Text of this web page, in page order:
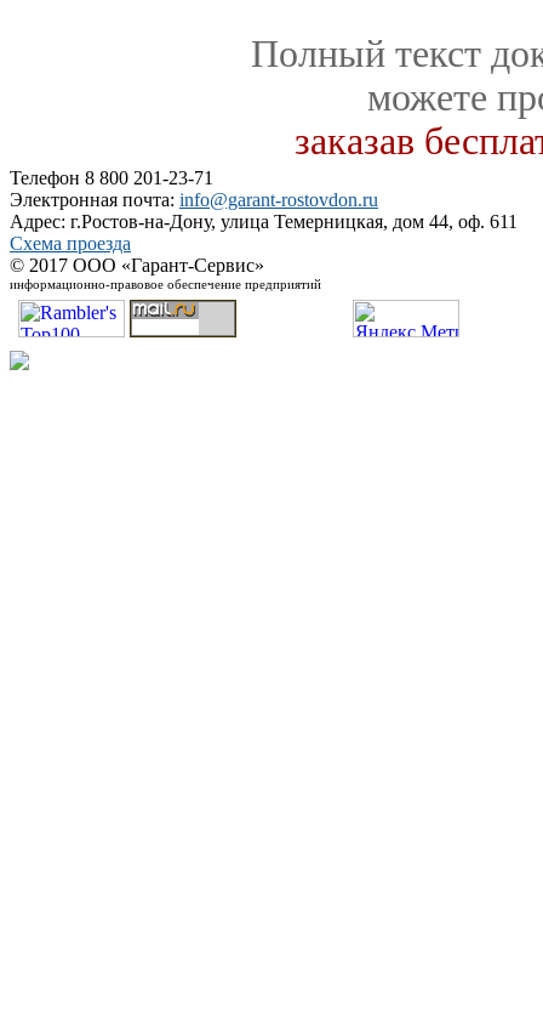
Полный текст
можете
заказав
Телефон 8 800 201-23-71
Электронная почта: info@garant-rostovdon.ru
Адрес: г.Ростов-на-Дону, улица Темерницкая, дом 44, оф. 611
Схема проезда
© 2017 ООО «Гарант-Сервис»
информационно-правовое обеспечение предприятий